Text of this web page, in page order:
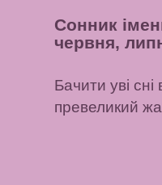
Сонник
червня,
Бачити уві
превеликий